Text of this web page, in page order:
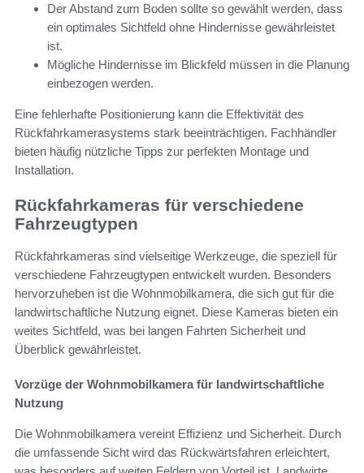
Der Abstand zum Boden sollte so gewählt werden, dass
ein optimales Sichtfeld ohne Hindernisse gewährleistet
ist.
Mögliche Hindernisse im Blickfeld müssen in die Planung
einbezogen werden.
Eine fehlerhafte Positionierung kann die Effektivität des
Rückfahrkamerasystems stark beeinträchtigen. Fachhändler
bieten häufig nützliche Tipps zur perfekten Montage und
Installation.
Rückfahrkameras für verschiedene
Fahrzeugtypen
Rückfahrkameras sind vielseitige Werkzeuge, die speziell für
verschiedene Fahrzeugtypen entwickelt wurden. Besonders
hervorzuheben ist die Wohnmobilkamera, die sich gut für die
landwirtschaftliche Nutzung eignet. Diese Kameras bieten ein
weites Sichtfeld, was bei langen Fahrten Sicherheit und
Überblick gewährleistet.
Vorzüge der Wohnmobilkamera für landwirtschaftliche
Nutzung
Die Wohnmobilkamera vereint Effizienz und Sicherheit. Durch
die umfassende Sicht wird das Rückwärtsfahren erleichtert,